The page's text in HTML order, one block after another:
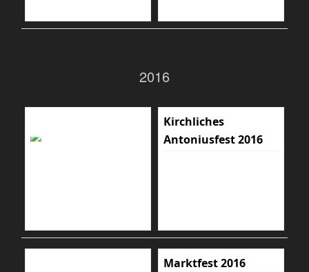
2016
Kirchliches
Antoniusfest 2016
Marktfest 2016